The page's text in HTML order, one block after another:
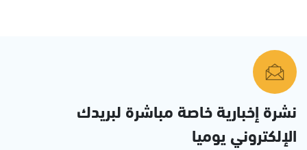
نشرة إخبارية خاصة مباشرة لبريدك
الإلكتروني يوميا